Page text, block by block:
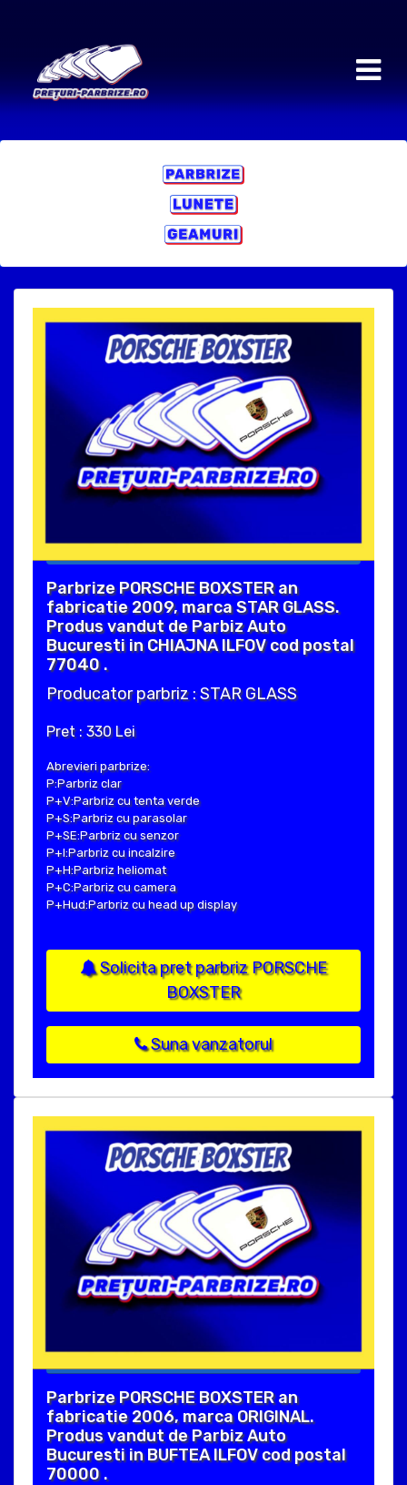
Parbrize PORSCHE BOXSTER an
fabricatie 2009, marca STAR GLASS.
Produs vandut de Parbiz Auto
Bucuresti in CHIAJNA ILFOV cod postal
77040 .
Producator parbriz : STAR GLASS
Pret : 330 Lei
Abrevieri parbrize:
P:Parbriz clar
P+V:Parbriz cu tenta verde
P+S:Parbriz cu parasolar
P+SE:Parbriz cu senzor
P+I:Parbriz cu incalzire
P+H:Parbriz heliomat
P+C:Parbriz cu camera
P+Hud:Parbriz cu head up display
Solicita pret parbriz PORSCHE
BOXSTER
Suna vanzatorul
Parbrize PORSCHE BOXSTER an
fabricatie 2006, marca ORIGINAL.
Produs vandut de Parbiz Auto
Bucuresti in BUFTEA ILFOV cod postal
70000 .